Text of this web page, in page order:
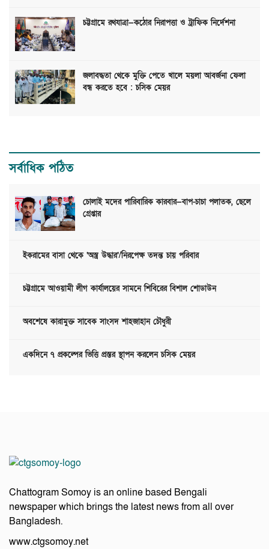
চট্টগ্রামে রথযাত্রা—কঠোর নিরাপত্তা ও ট্রাফিক নির্দেশনা
জলাবদ্ধতা থেকে মুক্তি পেতে খালে ময়লা আবর্জনা ফেলা
বন্ধ করতে হবে : চসিক মেয়র
সর্বাধিক পঠিত
চোলাই মদের পারিবারিক কারবার—বাপ-চাচা পলাতক, ছেলে
গ্রেপ্তার
ইকরামের বাসা থেকে ‘অস্ত্র উদ্ধার’/নিরপেক্ষ তদন্ত চায় পরিবার
চট্টগ্রামে আওয়ামী লীগ কার্যালয়ের সামনে শিবিরের বিশাল শোডাউন
অবশেষে কারামুক্ত সাবেক সাংসদ শাহজাহান চৌধুরী
একদিনে ৭ প্রকল্পের ভিত্তি প্রস্তর স্থাপন করলেন চসিক মেয়র
Chattogram Somoy is an online based Bengali
newspaper which brings the latest news from all over
Bangladesh.
www.ctgsomoy.net